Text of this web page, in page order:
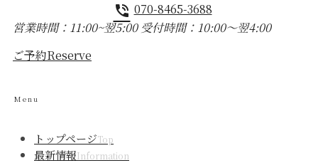
phone_in_talk 070-8465-3688
営業時間：11:00~翌5:00 受付時間：10:00〜翌4:00
ご予約Reserve
Menu
トップページTop
最新情報Information